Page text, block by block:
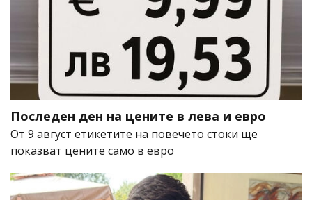
Последен ден на цените в лева и евро
От 9 август етикетите на повечето стоки ще
показват цените само в евро